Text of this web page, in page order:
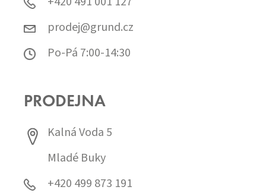
prodej@grund.cz
Po-Pá 7:00-14:30
PRODEJNA
Kalná Voda 5
Mladé Buky
+420 499 873 191